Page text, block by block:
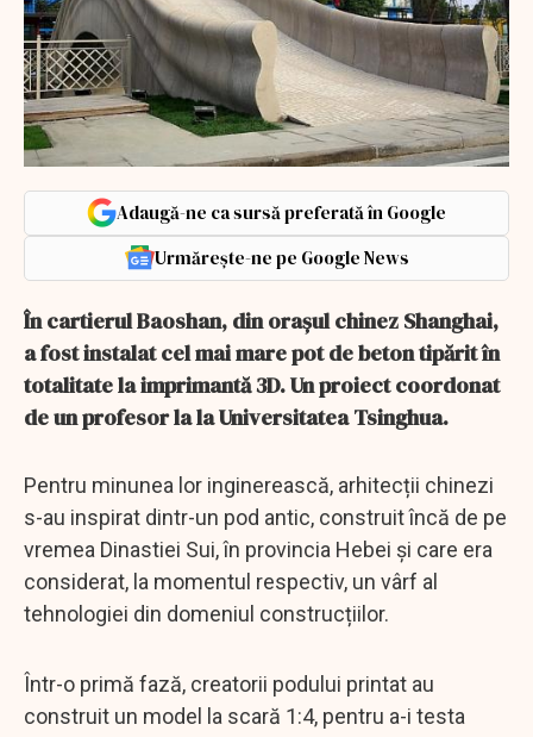
Adaugă-ne ca sursă preferată în Google
Urmărește-ne pe Google News
În cartierul Baoshan, din orașul chinez Shanghai,
a fost instalat cel mai mare pot de beton tipărit în
totalitate la imprimantă 3D. Un proiect coordonat
de un profesor la la Universitatea Tsinghua.
Pentru minunea lor inginerească, arhitecții chinezi
s-au inspirat dintr-un pod antic, construit încă de pe
vremea Dinastiei Sui, în provincia Hebei și care era
considerat, la momentul respectiv, un vârf al
tehnologiei din domeniul construcțiilor.
Într-o primă fază, creatorii podului printat au
construit un model la scară 1:4, pentru a-i testa